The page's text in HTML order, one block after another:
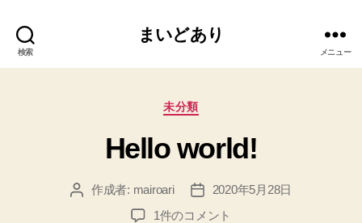
検索
まいどあり
メニュー
カ
ゴ
リ
未分類
Hello world!
投 作成者: mairoari
投
稿
2020年5月28日
Hello
1件のコメント